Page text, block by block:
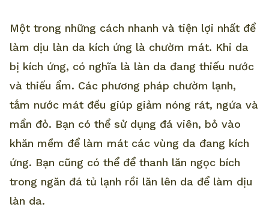
Một trong những cách nhanh và tiện lợi nhất để
làm dịu làn da kích ứng là chườm mát. Khi da
bị kích ứng, có nghĩa là làn da đang thiếu nước
và thiếu ẩm. Các phương pháp chườm lạnh,
tắm nước mát đều giúp giảm nóng rát, ngứa và
mẩn đỏ. Bạn có thể sử dụng đá viên, bỏ vào
khăn mềm để làm mát các vùng da đang kích
ứng. Bạn cũng có thể để thanh lăn ngọc bích
trong ngăn đá tủ lạnh rồi lăn lên da để làm dịu
làn da.